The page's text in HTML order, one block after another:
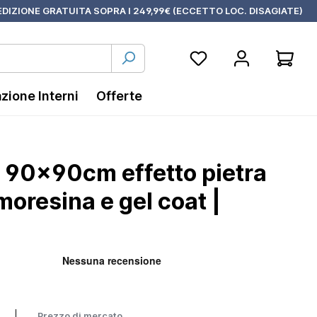
GRATUITA SOPRA I 249,99€ (ECCETTO LOC. DISAGIATE)
Interni Offerte
90x90cm effetto pietra
e gel coat |